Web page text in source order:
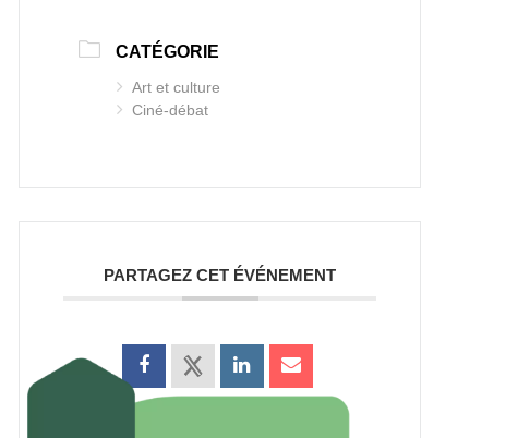
CATÉGORIE
Art et culture
Ciné-débat
PARTAGEZ CET ÉVÉNEMENT